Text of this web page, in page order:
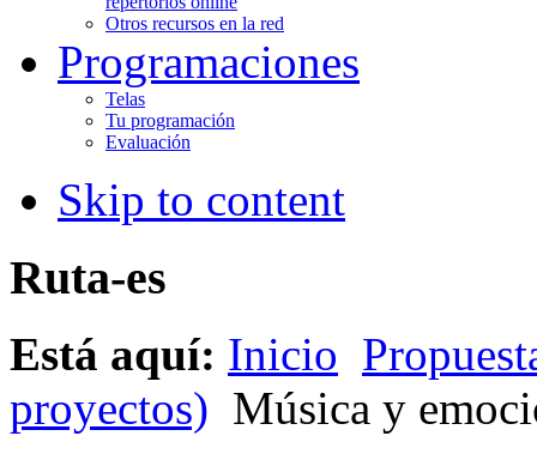
Otros recursos en la red
Programaciones
Telas
Tu programación
Evaluación
Skip to content
Ruta-es
Está aquí: Inicio
proyectos) Música y